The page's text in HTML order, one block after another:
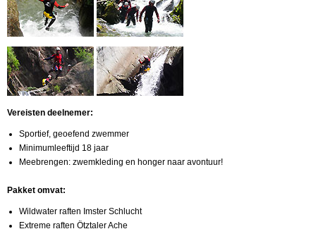
Vereisten deelnemer:
Sportief, geoefend zwemmer
Minimumleeftijd 18 jaar
Meebrengen: zwemkleding en honger naar avontuur!
Pakket omvat:
Wildwater raften Imster Schlucht
Extreme raften Ötztaler Ache